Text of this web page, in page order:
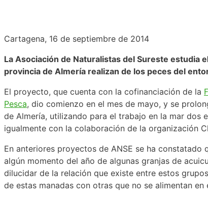
Cartagena, 16 de septiembre de 2014
La Asociación de Naturalistas del Sureste estudia
provincia de Almería realizan de los peces del
El proyecto, que cuenta con la cofinanciación de la
Pesca, dio comienzo en el mes de mayo, y se
de Almería, utilizando para el trabajo en la mar dos
igualmente con la colaboración de la organización
En anteriores proyectos de ANSE se ha
algún momento del año de algunas granjas de
dilucidar de la relación que existe entre estos
de estas manadas con otras que no se alimentan